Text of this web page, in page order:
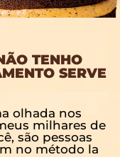
TENHO
SERVE
olhada nos
milhares de
são pessoas
no método la